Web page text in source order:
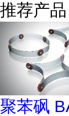
推荐产品
聚苯砜